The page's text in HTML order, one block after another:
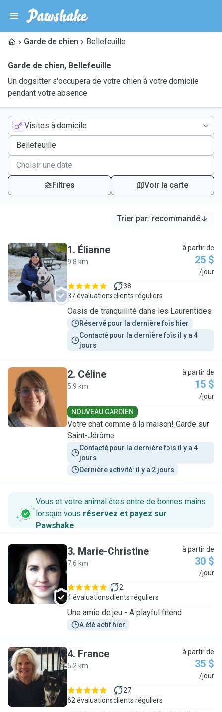
Garde de chien Bellefeuille
Garde de chien, Bellefeuille
Un dogsitter s'occupera de votre chien à votre domicile
pendant votre absence
Visites à domicile
Filtres Voir la carte
Trier par: recommandé
É
1. Élianne
9.8 km
à partir de
25 $
/jour
87 évaluations
38
clients réguliers
Oasis de tranquillité dans les Laurentides
Réservé pour la dernière fois hier
Contacté pour la dernière fois il y a 4
jours
C
2. Céline
5.9 km
à partir de
15 $
/jour
NOUVEAU GARDIEN
Votre chat comme à la maison! Garde sur
Saint-Jérôme
Contacté pour la dernière fois il y a 4
jours
Dernière activité: il y a 2 jours
Vous et votre animal êtes entre de bonnes mains
lorsque vous réservez et payez sur
Pawshake.
M
3. Marie-Christine
7.6 km
à partir de
30 $
/jour
4 évaluations
2
clients réguliers
Une amie de jeu - A playful friend
A été actif hier
F
4. France
5.2 km
à partir de
35 $
/jour
62 évaluations
27
clients réguliers